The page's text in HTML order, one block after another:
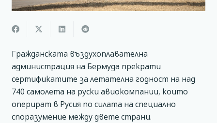
Гражданската въздухоплавателна
администрация на Бермуда прекрати
сертификатите за летателна годност на над
740 самолета на руски авиокомпании, които
оперират в Русия по силата на специално
споразумение между двете страни.